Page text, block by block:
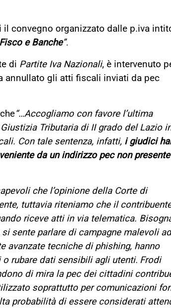
convegno organizzato dalle p.iva
e Banche”.
di Partite Iva Nazionali, è intervenuto
annullato gli atti fiscali inviati da pec
“…Accogliamo con favore l’ultima
Tributaria di II grado del Lazio
Con tale sentenza, infatti, i giudici
da un indirizzo pec non
che l’opinione della Corte di
tuttavia riteniamo che il
riceve atti in via telematica.
sente parlare di campagne malevoli ad
avanzate tecniche di phishing, hanno
rubare dati sensibili agli utenti. Frodi
di mira la pec dei cittadini
soprattutto per comunicazioni
probabilità di essere considerati